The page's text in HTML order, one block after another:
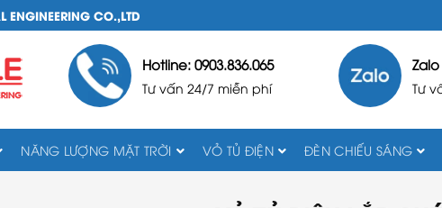
ENGINEERING CO.,LTD
Hotline: 0903.836.065
Tư vấn 24/7 miễn phí Tư
NĂNG LƯỢNG MẶT TRỜI VỎ TỦ ĐIỆN ĐÈN CHIẾU SÁNG